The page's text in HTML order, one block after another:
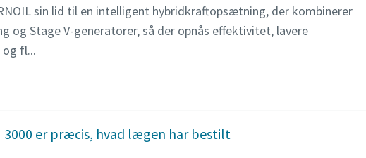
sin lid til en intelligent hybridkraftopsætning, der kombinerer
og Stage V-generatorer, så der opnås effektivitet, lavere
fl...
3000 er præcis, hvad lægen har bestilt